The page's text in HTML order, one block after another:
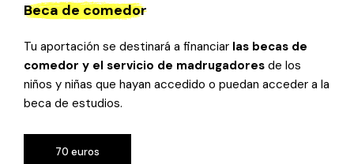
Beca de comedor
Tu aportación se destinará a financiar las becas de
comedor y el servicio de madrugadores de los
niños y niñas que hayan accedido o puedan acceder a la
beca de estudios.
70 euros
70 euros